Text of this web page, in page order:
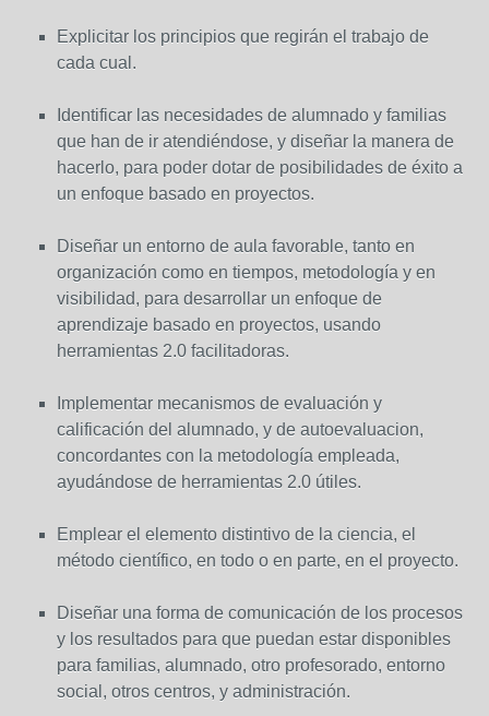
Explicitar los principios que regirán el trabajo de
cada cual.
Identificar las necesidades de alumnado y familias
que han de ir atendiéndose, y diseñar la manera de
hacerlo, para poder dotar de posibilidades de éxito a
un enfoque basado en proyectos.
Diseñar un entorno de aula favorable, tanto en
organización como en tiempos, metodología y en
visibilidad, para desarrollar un enfoque de
aprendizaje basado en proyectos, usando
herramientas 2.0 facilitadoras.
Implementar mecanismos de evaluación y
calificación del alumnado, y de autoevaluacion,
concordantes con la metodología empleada,
ayudándose de herramientas 2.0 útiles.
Emplear el elemento distintivo de la ciencia, el
método científico, en todo o en parte, en el proyecto.
Diseñar una forma de comunicación de los procesos
y los resultados para que puedan estar disponibles
para familias, alumnado, otro profesorado, entorno
social, otros centros, y administración.